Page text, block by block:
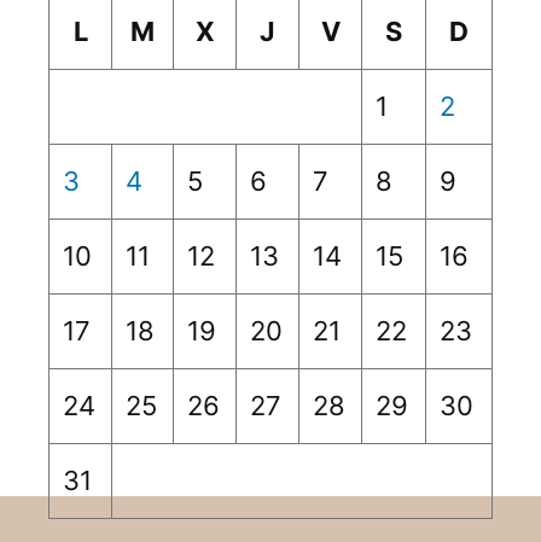
L
M X J V S D
1 2
3 4 5 6 7 8 9
10 11 12 13 14 15 16
17 18 19 20 21 22 23
24 25 26 27 28 29 30
31